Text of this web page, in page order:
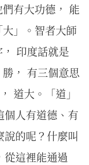
有大功德， 能
」。智者大師
印度話就是
勝， 有三個意思
道大。「道」
個人有道德、有
的呢？什麼叫
從這裡能通過